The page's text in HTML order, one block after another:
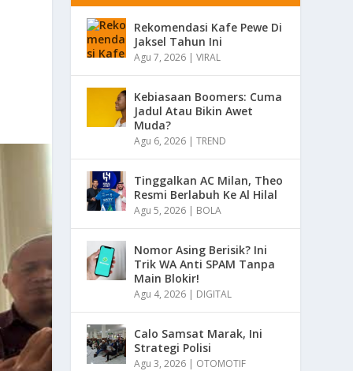
Rekomendasi Kafe Pewe Di
Jaksel Tahun Ini
Agu 7, 2026 |VIRAL
Kebiasaan Boomers: Cuma
Jadul Atau Bikin Awet
Muda?
Agu 6, 2026 |TREND
Tinggalkan AC Milan, Theo
Resmi Berlabuh Ke Al Hilal
Agu 5, 2026 | BOLA
Nomor Asing Berisik? Ini
Trik WA Anti SPAM Tanpa
Main Blokir!
Agu 4, 2026 | DIGITAL
Calo Samsat Marak, Ini
Strategi Polisi
Agu 3, 2026 | OTOMOTIF